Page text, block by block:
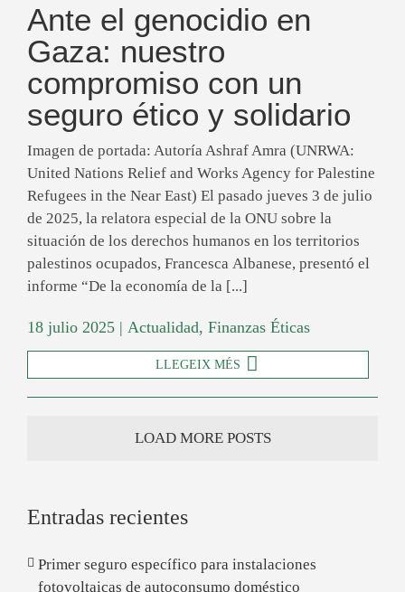
Ante el genocidio en
Gaza: nuestro
compromiso con un
seguro ético y solidario
Imagen de portada: Autoría Ashraf Amra (UNRWA:
United Nations Relief and Works Agency for Palestine
Refugees in the Near East) El pasado jueves 3 de julio
de 2025, la relatora especial de la ONU sobre la
situación de los derechos humanos en los territorios
palestinos ocupados, Francesca Albanese, presentó el
informe “De la economía de la [...]
18 julio 2025 | Actualidad, Finanzas Éticas
LLEGEIX MÉS
LOAD MORE POSTS
Entradas recientes
Primer seguro específico para instalaciones
fotovoltaicas de autoconsumo doméstico